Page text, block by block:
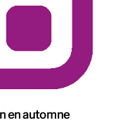
en automne